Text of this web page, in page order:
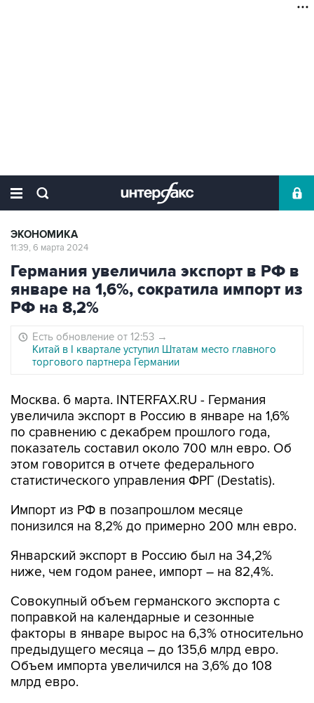
ЭКОНОМИКА
11:39, 6 марта 2024
Германия увеличила экспорт в РФ в
январе на 1,6%, сократила импорт из
РФ на 8,2%
Есть обновление от 12:53 →
Китай в I квартале уступил Штатам место главного
торгового партнера Германии
Москва. 6 марта. INTERFAX.RU - Германия
увеличила экспорт в Россию в январе на 1,6%
по сравнению с декабрем прошлого года,
показатель составил около 700 млн евро. Об
этом говорится в отчете федерального
статистического управления ФРГ (Destatis).
Импорт из РФ в позапрошлом месяце
понизился на 8,2% до примерно 200 млн евро.
Январский экспорт в Россию был на 34,2%
ниже, чем годом ранее, импорт – на 82,4%.
Совокупный объем германского экспорта с
поправкой на календарные и сезонные
факторы в январе вырос на 6,3% относительно
предыдущего месяца – до 135,6 млрд евро.
Объем импорта увеличился на 3,6% до 108
млрд евро.